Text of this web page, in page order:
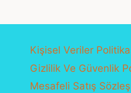
Kişisel Veriler
Gizlilik Ve Güvenlik
Mesafeli Satış